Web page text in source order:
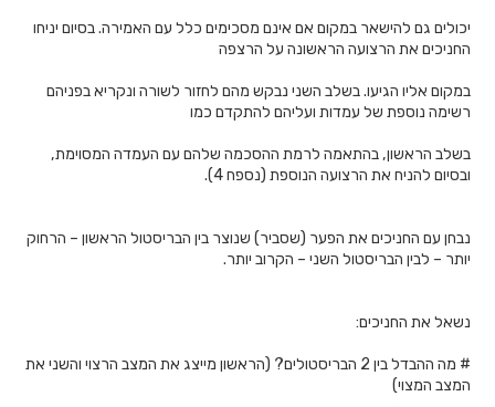
יכולים גם להישאר במקום אם אינם מסכימים כלל עם האמירה. בסיום יניחו
החניכים את הרצועה הראשונה על הרצפה
במקום אליו הגיעו. בשלב השני נבקש מהם לחזור לשורה ונקריא בפניהם
רשימה נוספת של עמדות ועליהם להתקדם כמו
בשלב הראשון, בהתאמה לרמת ההסכמה שלהם עם העמדה המסוימת,
ובסיום להניח את הרצועה הנוספת (נספח 4).
נבחן עם החניכים את הפער (שסביר) שנוצר בין הבריסטול הראשון – הרחוק
יותר – לבין הבריסטול השני – הקרוב יותר.
נשאל את החניכים:
# מה ההבדל בין 2 הבריסטולים? (הראשון מייצג את המצב הרצוי והשני את
המצב המצוי)